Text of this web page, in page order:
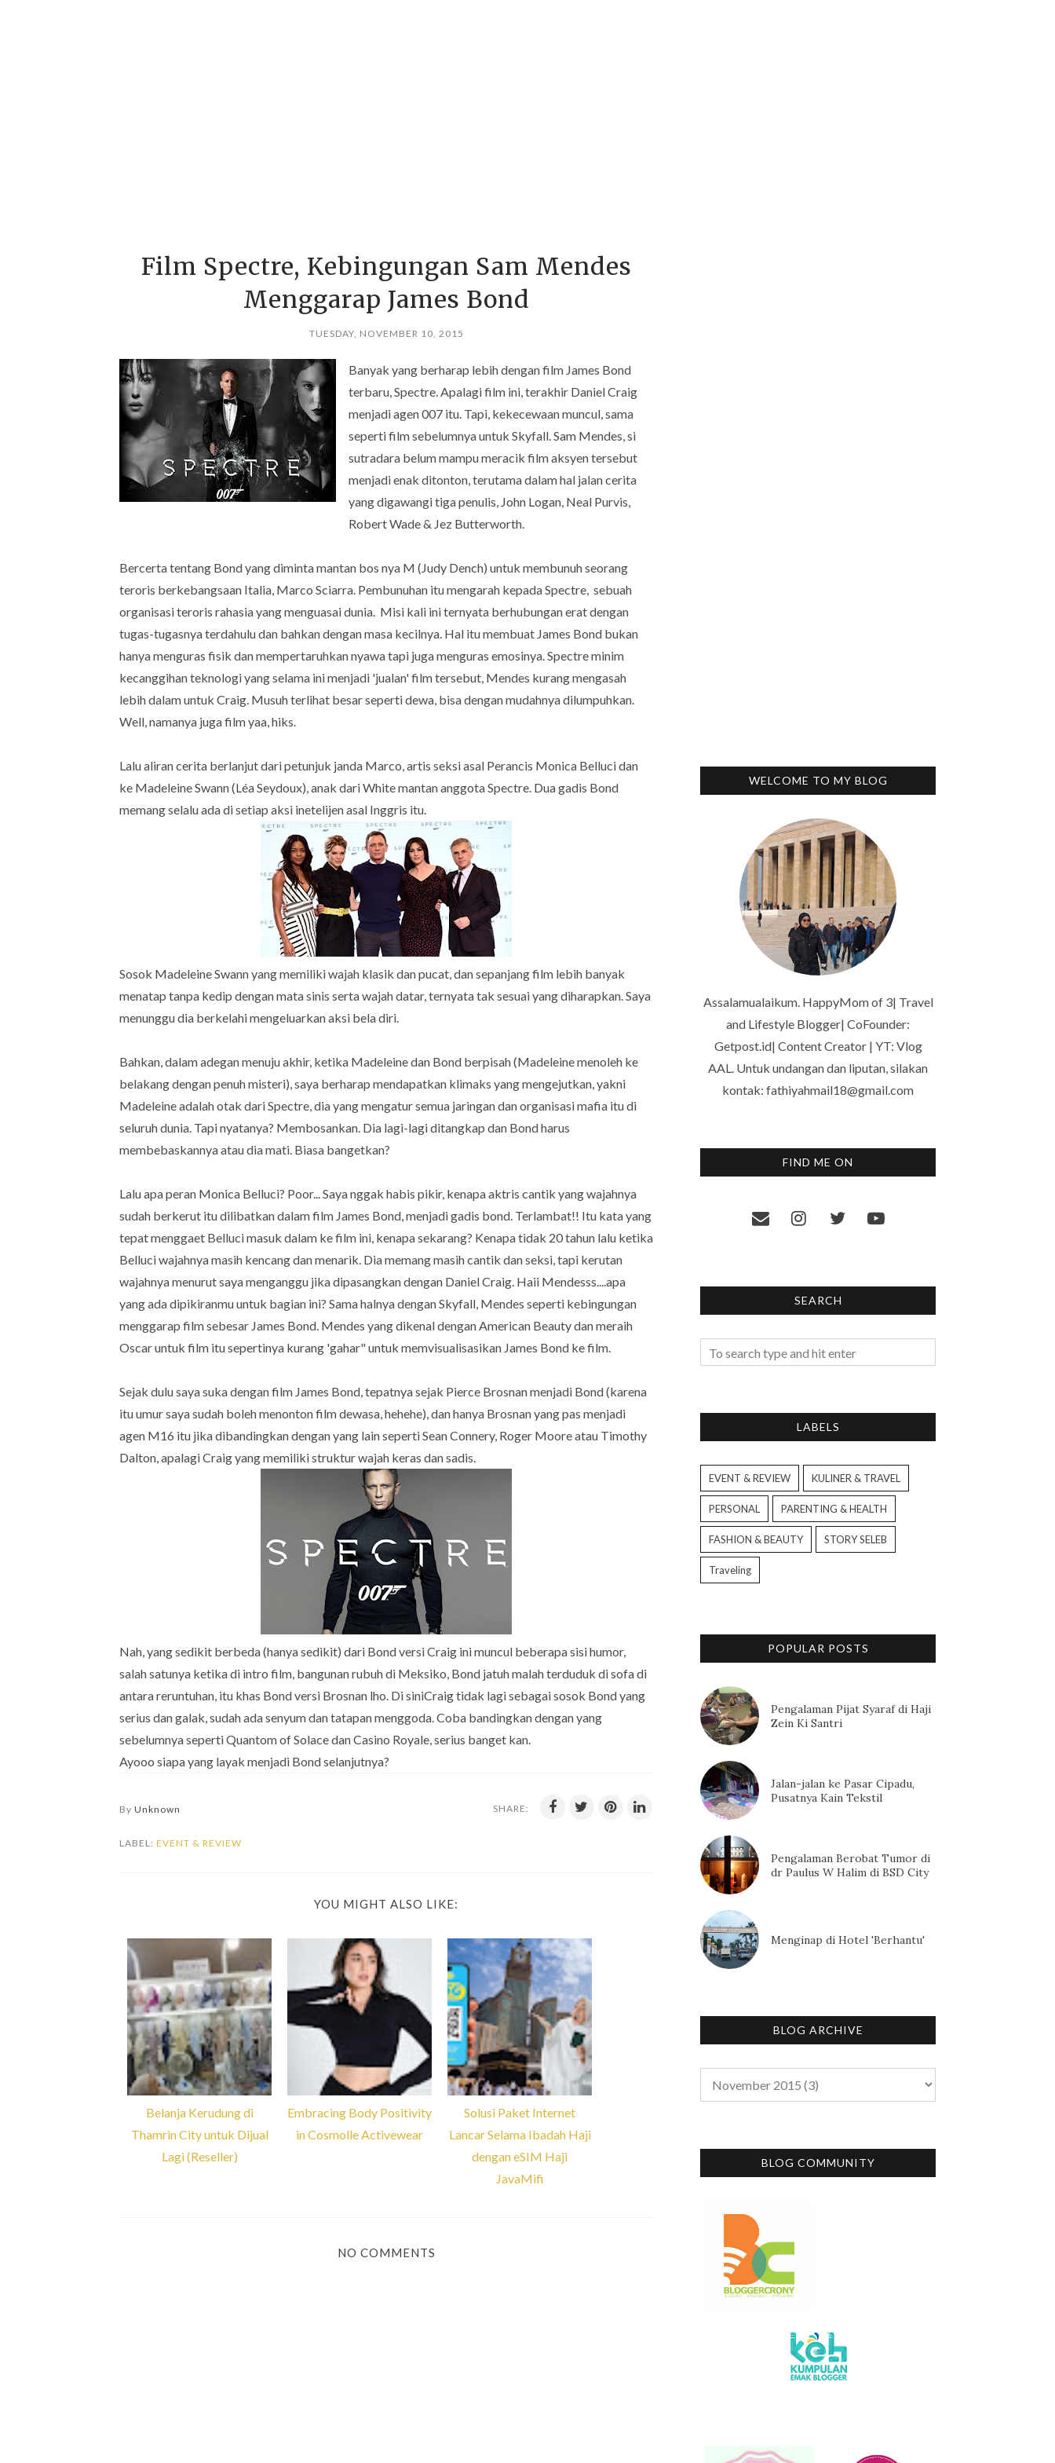
Film Spectre, Kebingungan Sam Mendes
Menggarap James Bond
TUESDAY, NOVEMBER 10, 2015
Banyak yang berharap lebih dengan film James Bond
terbaru, Spectre. Apalagi film ini, terakhir Daniel Craig
menjadi agen 007 itu. Tapi, kekecewaan muncul, sama
seperti film sebelumnya untuk Skyfall. Sam Mendes, si
sutradara belum mampu meracik film aksyen tersebut
menjadi enak ditonton, terutama dalam hal jalan cerita
yang digawangi tiga penulis, John Logan, Neal Purvis,
Robert Wade & Jez Butterworth.
Bercerta tentang Bond yang diminta mantan bos nya M (Judy Dench) untuk membunuh seorang
teroris berkebangsaan Italia, Marco Sciarra. Pembunuhan itu mengarah kepada Spectre, sebuah
organisasi teroris rahasia yang menguasai dunia. Misi kali ini ternyata berhubungan erat dengan
tugas-tugasnya terdahulu dan bahkan dengan masa kecilnya. Hal itu membuat James Bond bukan
hanya menguras fisik dan mempertaruhkan nyawa tapi juga menguras emosinya. Spectre minim
kecanggihan teknologi yang selama ini menjadi 'jualan' film tersebut, Mendes kurang mengasah
lebih dalam untuk Craig. Musuh terlihat besar seperti dewa, bisa dengan mudahnya dilumpuhkan.
Well, namanya juga film yaa, hiks.
Lalu aliran cerita berlanjut dari petunjuk janda Marco, artis seksi asal Perancis Monica Belluci dan
ke Madeleine Swann (Léa Seydoux), anak dari White mantan anggota Spectre. Dua gadis Bond
memang selalu ada di setiap aksi inetelijen asal Inggris itu.
Sosok Madeleine Swann yang memiliki wajah klasik dan pucat, dan sepanjang film lebih banyak
menatap tanpa kedip dengan mata sinis serta wajah datar, ternyata tak sesuai yang diharapkan. Saya
menunggu dia berkelahi mengeluarkan aksi bela diri.
Bahkan, dalam adegan menuju akhir, ketika Madeleine dan Bond berpisah (Madeleine menoleh ke
belakang dengan penuh misteri), saya berharap mendapatkan klimaks yang mengejutkan, yakni
Madeleine adalah otak dari Spectre, dia yang mengatur semua jaringan dan organisasi mafia itu di
seluruh dunia. Tapi nyatanya? Membosankan. Dia lagi-lagi ditangkap dan Bond harus
membebaskannya atau dia mati. Biasa bangetkan?
Lalu apa peran Monica Belluci? Poor... Saya nggak habis pikir, kenapa aktris cantik yang wajahnya
sudah berkerut itu dilibatkan dalam film James Bond, menjadi gadis bond. Terlambat!! Itu kata yang
tepat menggaet Belluci masuk dalam ke film ini, kenapa sekarang? Kenapa tidak 20 tahun lalu ketika
Belluci wajahnya masih kencang dan menarik. Dia memang masih cantik dan seksi, tapi kerutan
wajahnya menurut saya menganggu jika dipasangkan dengan Daniel Craig. Haii Mendesss....apa
yang ada dipikiranmu untuk bagian ini? Sama halnya dengan Skyfall, Mendes seperti kebingungan
menggarap film sebesar James Bond. Mendes yang dikenal dengan American Beauty dan meraih
Oscar untuk film itu sepertinya kurang 'gahar" untuk memvisualisasikan James Bond ke film.
Sejak dulu saya suka dengan film James Bond, tepatnya sejak Pierce Brosnan menjadi Bond (karena
itu umur saya sudah boleh menonton film dewasa, hehehe), dan hanya Brosnan yang pas menjadi
agen M16 itu jika dibandingkan dengan yang lain seperti Sean Connery, Roger Moore atau Timothy
Dalton, apalagi Craig yang memiliki struktur wajah keras dan sadis.
Nah, yang sedikit berbeda (hanya sedikit) dari Bond versi Craig ini muncul beberapa sisi humor,
salah satunya ketika di intro film, bangunan rubuh di Meksiko, Bond jatuh malah terduduk di sofa di
antara reruntuhan, itu khas Bond versi Brosnan lho. Di siniCraig tidak lagi sebagai sosok Bond yang
serius dan galak, sudah ada senyum dan tatapan menggoda. Coba bandingkan dengan yang
sebelumnya seperti Quantom of Solace dan Casino Royale, serius banget kan.
Ayooo siapa yang layak menjadi Bond selanjutnya?
By Unknown SHARE:
LABEL: EVENT & REVIEW
YOU MIGHT ALSO LIKE:
Belanja Kerudung di
Thamrin City untuk Dijual
Lagi (Reseller)
Embracing Body Positivity
in Cosmolle Activewear
Solusi Paket Internet
Lancar Selama Ibadah Haji
dengan eSIM Haji
JavaMifi
NO COMMENTS
WELCOME TO MY BLOG
Assalamualaikum. HappyMom of 3| Travel
and Lifestyle Blogger| CoFounder:
Getpost.id| Content Creator | YT: Vlog
AAL. Untuk undangan dan liputan, silakan
kontak: fathiyahmail18@gmail.com
FIND ME ON
SEARCH
LABELS
EVENT & REVIEW KULINER & TRAVEL
PERSONAL PARENTING & HEALTH
FASHION & BEAUTY STORY SELEB
Traveling
POPULAR POSTS
Pengalaman Pijat Syaraf di Haji
Zein Ki Santri
Jalan-jalan ke Pasar Cipadu,
Pusatnya Kain Tekstil
Pengalaman Berobat Tumor di
dr Paulus W Halim di BSD City
Menginap di Hotel 'Berhantu'
BLOG ARCHIVE
BLOG COMMUNITY